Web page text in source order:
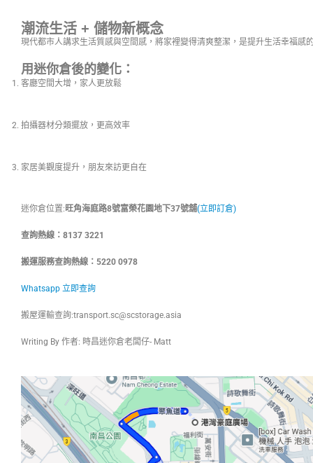
潮流生活 + 儲物新概念
現代都市人講求生活質感與空間感，將家裡變得清爽整潔，是提升生活幸福感
用迷你倉後的變化：
客廳空間大增，家人更放鬆
拍攝器材分類擺放，更高效率
家居美觀度提升，朋友來訪更自在
迷你倉位置:旺角海庭路8號富榮花園地下37號舖(立即訂倉)
查詢熱線：8137 3221
搬運服務查詢熱線：5220 0978
Whatsapp 立即查詢
搬屋運輸查詢:transport.sc@scstorage.asia
Writing By 作者: 時昌迷你倉老闆仔- Matt